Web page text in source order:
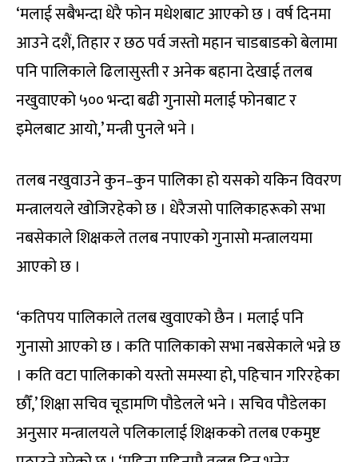
‘मलाई सबैभन्दा धेरै फोन मधेशबाट आएको छ । वर्ष दिनमा
आउने दशैं, तिहार र छठ पर्व जस्तो महान चाडबाडको बेलामा
पनि पालिकाले ढिलासुस्ती र अनेक बहाना देखाई तलब
नखुवाएको ५०० भन्दा बढी गुनासो मलाई फोनबाट र
इमेलबाट आयो,’ मन्त्री पुनले भने ।
तलब नखुवाउने कुन–कुन पालिका हो यसको यकिन विवरण
मन्त्रालयले खोजिरहेको छ । धेरैजसो पालिकाहरूको सभा
नबसेकाले शिक्षकले तलब नपाएको गुनासो मन्त्रालयमा
आएको छ ।
‘कतिपय पालिकाले तलब खुवाएको छैन । मलाई पनि
गुनासो आएको छ । कति पालिकाको सभा नबसेकाले भन्ने छ
। कति वटा पालिकाको यस्तो समस्या हो, पहिचान गरिरहेका
छौँ,’ शिक्षा सचिव चूडामणि पौडेलले भने । सचिव पौडेलका
अनुसार मन्त्रालयले पलिकालाई शिक्षकको तलब एकमुष्ट